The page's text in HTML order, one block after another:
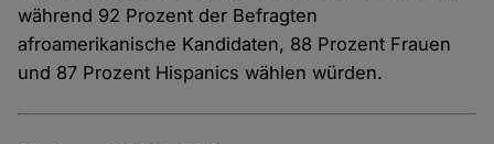
während 92 Prozent der Befragten
afroamerikanische Kandidaten, 88 Prozent Frauen
und 87 Prozent Hispanics wählen würden.